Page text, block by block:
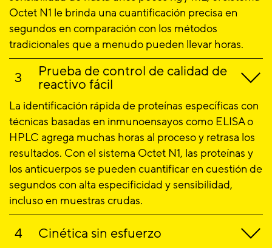
Octet N1 le brinda una cuantificación precisa en
segundos en comparación con los métodos
tradicionales que a menudo pueden llevar horas.
Prueba de control de calidad de
reactivo fácil
La identificación rápida de proteínas específicas con
técnicas basadas en inmunoensayos como ELISA o
HPLC agrega muchas horas al proceso y retrasa los
resultados. Con el sistema Octet N1, las proteínas y
los anticuerpos se pueden cuantificar en cuestión de
segundos con alta especificidad y sensibilidad,
incluso en muestras crudas.
Cinética sin esfuerzo